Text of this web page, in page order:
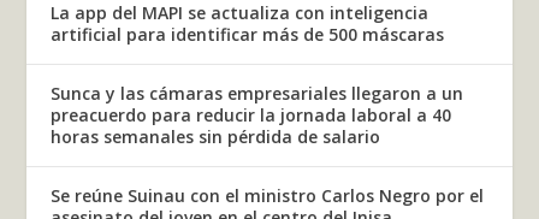
La app del MAPI se actualiza con inteligencia
artificial para identificar más de 500 máscaras
Sunca y las cámaras empresariales llegaron a un
preacuerdo para reducir la jornada laboral a 40
horas semanales sin pérdida de salario
Se reúne Suinau con el ministro Carlos Negro por el